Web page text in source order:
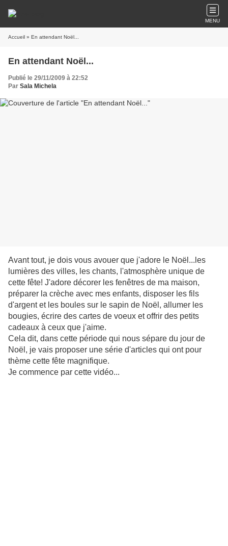
MENU
Accueil » En attendant Noël...
En attendant Noël...
Publié le 29/11/2009 à 22:52
Par Sala Michela
Avant tout, je dois vous avouer que j'adore le Noël...les
lumières des villes, les chants, l'atmosphère unique de
cette fête! J'adore décorer les fenêtres de ma maison,
préparer la crèche avec mes enfants, disposer les fils
d'argent et les boules sur le sapin de Noël, allumer les
bougies, écrire des cartes de voeux et offrir des petits
cadeaux à ceux que j'aime.
Cela dit, dans cette période qui nous sépare du jour de
Noël, je vais proposer une série d'articles qui ont pour
thème cette fête magnifique.
Je commence par cette vidéo...